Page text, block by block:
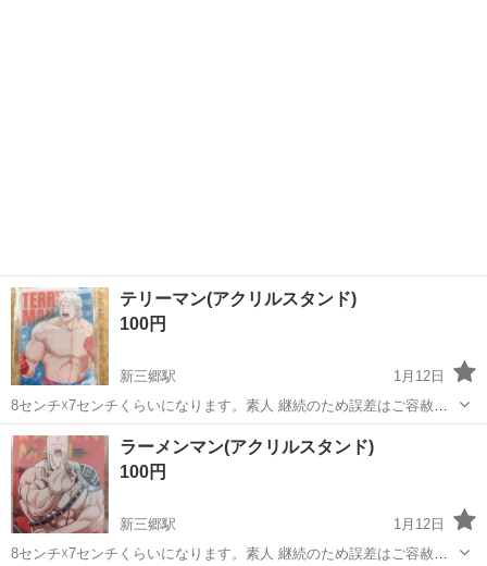
テリーマン(アクリルスタンド)
100円
新三郷駅
1月12日
8センチ☓7センチくらいになります。素人 継続のため誤差はご容赦く
ださい 自宅での保管のため、小さな傷などはあるかもしれません ノー
クレームノーリターンでお願いします
埼玉 三郷市 その他 アクリル
ラーメンマン(アクリルスタンド)
100円
新三郷駅
1月12日
8センチ☓7センチくらいになります。素人 継続のため誤差はご容赦く